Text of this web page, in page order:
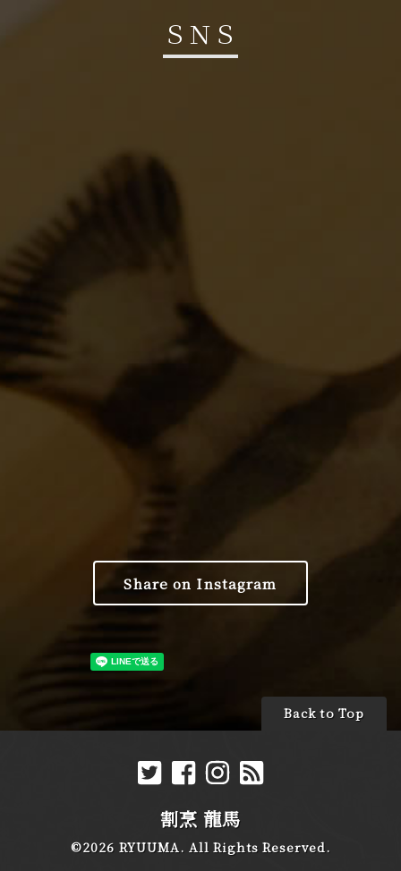
ＳＮＳ
Share on Instagram
Back to Top
割烹 龍馬
©2026 RYUUMA. All Rights Reserved.